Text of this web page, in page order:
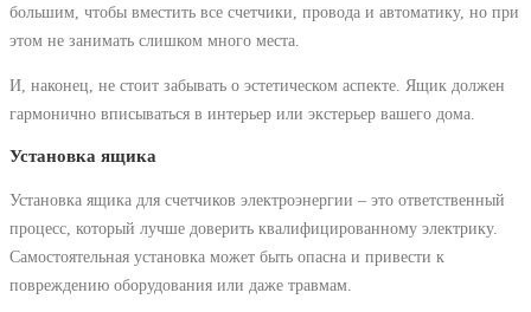
большим, чтобы вместить все счетчики, провода и автоматику, но при
этом не занимать слишком много места.
И, наконец, не стоит забывать о эстетическом аспекте. Ящик должен
гармонично вписываться в интерьер или экстерьер вашего дома.
Установка ящика
Установка ящика для счетчиков электроэнергии – это ответственный
процесс, который лучше доверить квалифицированному электрику.
Самостоятельная установка может быть опасна и привести к
повреждению оборудования или даже травмам.